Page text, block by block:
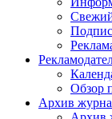
Обзор
Архив